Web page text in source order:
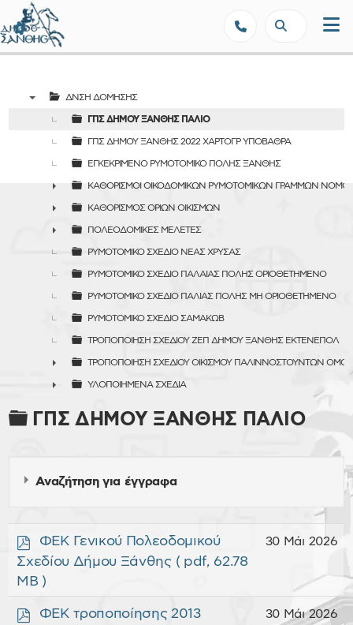
Δήμος Ξάνθης - Επίσημη
ΔΝΣΗ ΔΟΜΗΣΗΣ
ΓΠΣ ΔΗΜΟΥ ΞΑΝΘΗΣ ΠΑΛΙΟ
ΓΠΣ ΔΗΜΟΥ ΞΑΝΘΗΣ 2022 ΧΑΡΤΟΓΡ ΥΠΟΒΑΘΡΑ
ΕΓΚΕΚΡΙΜΕΝΟ ΡΥΜΟΤΟΜΙΚΟ ΠΟΛΗΣ ΞΑΝΘΗΣ
►
ΚΑΘΟΡΙΣΜΟΙ ΟΙΚΟΔΟΜΙΚΩΝ ΡΥΜΟΤΟΜΙΚΩΝ ΓΡΑΜΜΩΝ
►
ΚΑΘΟΡΙΣΜΟΣ ΟΡΙΩΝ ΟΙΚΙΣΜΩΝ
►
ΠΟΛΕΟΔΟΜΙΚΕΣ ΜΕΛΕΤΕΣ
ΡΥΜΟΤΟΜΙΚΟ ΣΧΕΔΙΟ ΝΕΑΣ ΧΡΥΣΑΣ
ΡΥΜΟΤΟΜΙΚΟ ΣΧΕΔΙΟ ΠΑΛΑΙΑΣ ΠΟΛΗΣ ΟΡΙΟΘΕΤΗΜΕΝΟ
ΡΥΜΟΤΟΜΙΚΟ ΣΧΕΔΙΟ ΠΑΛΙΑΣ ΠΟΛΗΣ ΜΗ ΟΡΙΟΘΕΤΗΜΕΝΟ
ΡΥΜΟΤΟΜΙΚΟ ΣΧΕΔΙΟ ΣΑΜΑΚΩΒ
ΤΡΟΠΟΠΟΙΗΣΗ ΣΧΕΔΙΟΥ ΖΕΠ ΔΗΜΟΥ ΞΑΝΘΗΣ ΕΚΤΕΝΕΠΟΛ
►
ΤΡΟΠΟΠΟΙΗΣΗ ΣΧΕΔΙΟΥ ΟΙΚΙΣΜΟΥ ΠΑΛΙΝΝΟΣΤΟΥΝΤΩΝ
ΥΛΟΠΟΙΗΜΕΝΑ ΣΧΕΔΙΑ
Φάκελος
ΓΠΣ ΔΗΜΟΥ ΞΑΝΘΗΣ ΠΑΛΙΟ
Αναζήτηση για έγγραφα
×
× - - ΓΠΣ ΔΗΜΟΥ ΞΑΝΘΗΣ ΠΑΛΙΟ
p
d
f
ΦΕΚ Γενικού Πολεοδομικού
Σχεδίου Δήμου Ξάνθης ( pdf, 62.78
MB )
30 Μάι 2026
pΦΕΚ τροποποίησης 2013
30 Μάι 2026